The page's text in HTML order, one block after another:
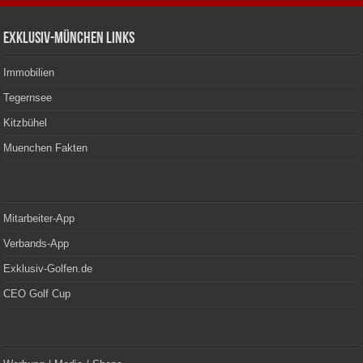
Exklusiv-München Links
Immobilien
Tegernsee
Kitzbühel
Muenchen Fakten
Mitarbeiter-App
Verbands-App
Exklusiv-Golfen.de
CEO Golf Cup